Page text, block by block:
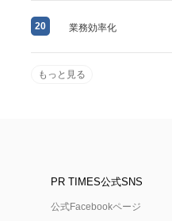
20 業務効率化
もっと見る
PR TIMES公式SNS
公式Facebookページ